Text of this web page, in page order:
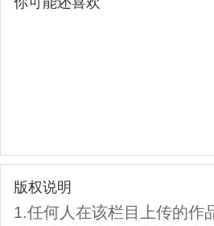
版权说明
1.任何人在该栏目上传的作